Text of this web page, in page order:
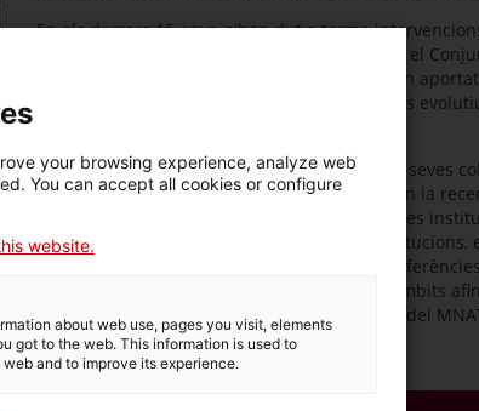
En els darrers 15 anys, s'han dut a terme
romana dels Munts, la Necròpolis de Tàrraco, el
Teatre de Tàrraco que, en diversa mesura, han
les característiques, la funcionalitat i el procés
A més dels programes propis respecte de les seves
que gestiona, el MNAT participa activament en la
col·laboració o participació en projectes d'altres
resultats, tant els propis com els d'altres institucions,
l'organització o participació en seminaris,
L'atenció i el suport als investigadors sobre àmbits
col·lecció també formen part de les activitats del
your browsing experience, analyze web
You can accept all cookies or configure
website.
about web use, pages you visit, elements
got to the web. This information is used to
and to improve its experience.